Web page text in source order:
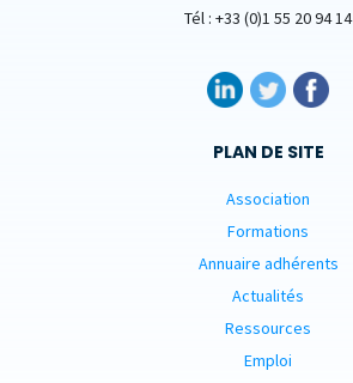
Tél : +33 (0)1 55 20 94 14
PLAN DE SITE
Association
Formations
Annuaire adhérents
Actualités
Ressources
Emploi